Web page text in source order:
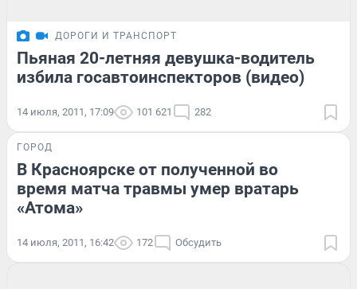
ДОРОГИ И ТРАНСПОРТ
Пьяная 20-летняя девушка-водитель
избила госавтоинспекторов (видео)
14 июля, 2011, 17:09 101 621 282
ГОРОД
В Красноярске от полученной во
время матча травмы умер вратарь
«Атома»
14 июля, 2011, 16:42 172 Обсудить